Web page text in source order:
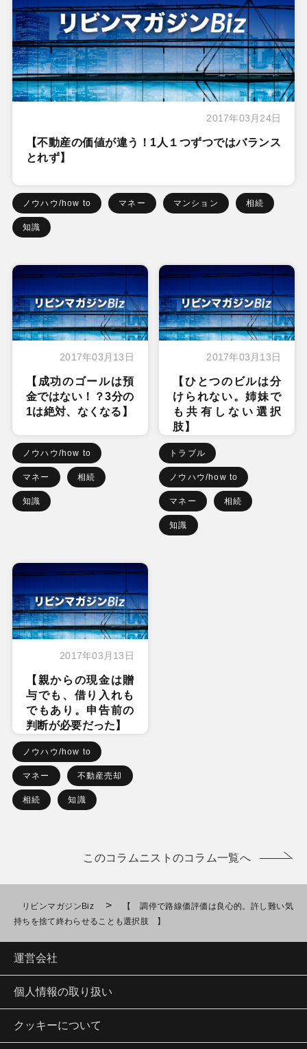
2017年03月24日
【不動産の価値が違う！1人１つずつではバランス
とれず】
ノウハウ/how to マネー マンション 相続
知識
2017年03月13日
【成功のゴールは預
金ではない！？3分の
1は絶対、なくなる】
ノウハウ/how to
マネー 相続
知識
2017年03月13日
【ひとつのビルは分
けられない。姉妹で
も共有しない選択
肢】
トラブル
ノウハウ/how to
マネー 相続
知識
2017年03月13日
【親からの現金は贈
与でも、借り入れも
でもあり。申告前の
判断が必要だった】
ノウハウ/how to
マネー 不動産売却
相続 知識
このコラムニストのコラム一覧へ
リビンマガジンBiz >
【 調停で路線価評価は良心的。許し難い気
持ちを捨て終わらせることも選択肢 】
運営会社
個人情報の取り扱い
クッキーについて